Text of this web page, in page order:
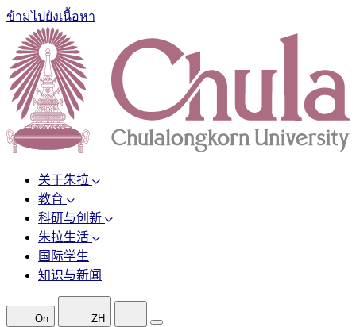
ข้ามไปยังเนื้อหา
关于朱拉
教育
科研与创新
朱拉生活
国际学生
知识与新闻
On ZH